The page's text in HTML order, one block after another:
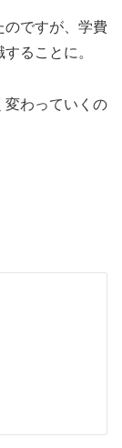
のですが、学費
ることに。
変わっていくの